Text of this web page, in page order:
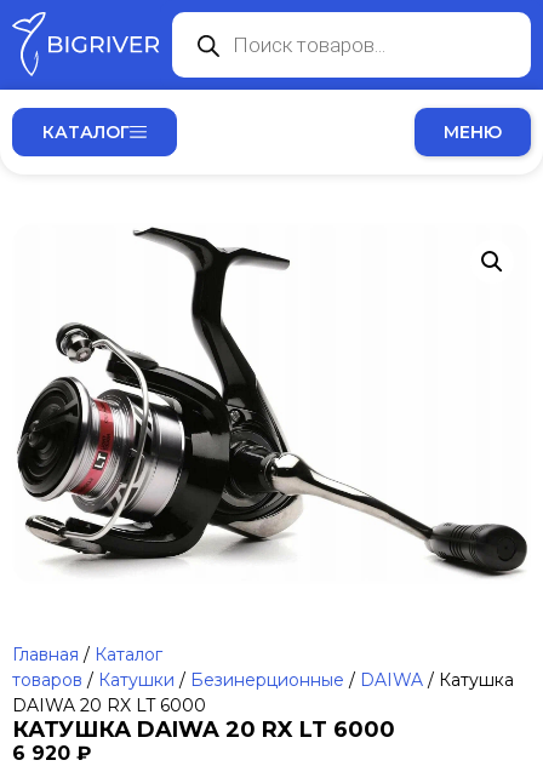
КАТАЛОГ МЕНЮ
Главная / Каталог
товаров / Катушки / Безинерционные / DAIWA / Катушка
DAIWA 20 RX LT 6000
КАТУШКА DAIWA 20 RX LT 6000
6 920 ₽